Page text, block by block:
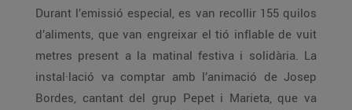
Durant l’emissió especial, es van recollir 155 quilos
d’aliments, que van engreixar el tió inflable de vuit
metres present a la matinal festiva i solidària. La
instal·lació va comptar amb l’animació de Josep
Bordes, cantant del grup Pepet i Marieta, que va